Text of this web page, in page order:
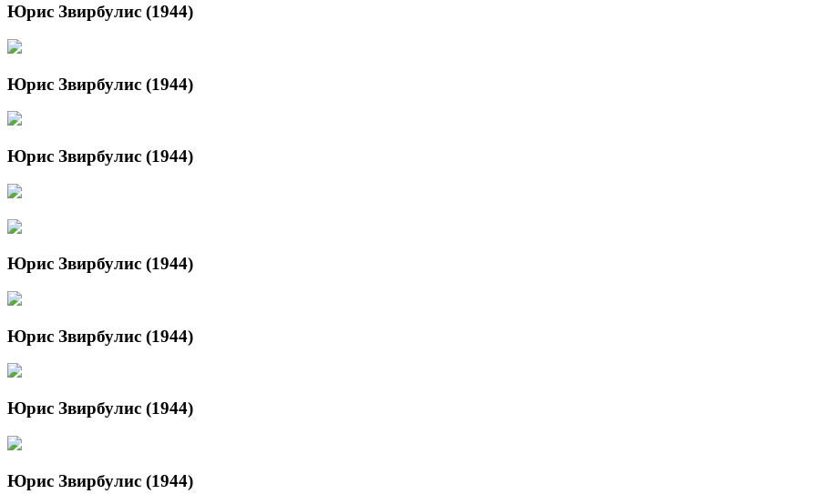
Юрис Звирбулис (1944)
Юрис Звирбулис (1944)
Юрис Звирбулис (1944)
Юрис Звирбулис (1944)
Юрис Звирбулис (1944)
Юрис Звирбулис (1944)
Юрис Звирбулис (1944)